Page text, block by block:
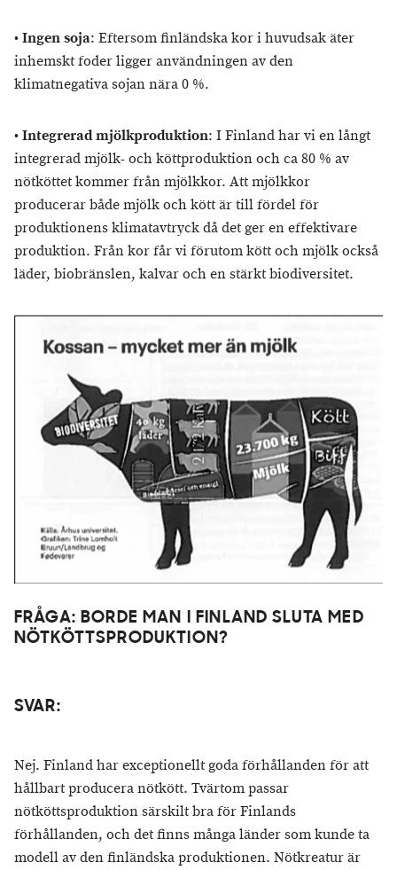
•Ingen soja: Eftersom finländska kor i huvudsak äter
inhemskt foder ligger användningen av den
klimatnegativa sojan nära 0 %.
•Integrerad mjölkproduktion: I Finland har vi en långt
integrerad mjölk- och köttproduktion och ca 80 % av
nötköttet kommer från mjölkkor. Att mjölkkor
producerar både mjölk och kött är till fördel för
produktionens klimatavtryck då det ger en effektivare
produktion. Från kor får vi förutom kött och mjölk också
läder, biobränslen, kalvar och en stärkt biodiversitet.
FRÅGA: BORDE MAN I FINLAND SLUTA MED
NÖTKÖTTSPRODUKTION?
SVAR:
Nej. Finland har exceptionellt goda förhållanden för att
hållbart producera nötkött. Tvärtom passar
nötköttsproduktion särskilt bra för Finlands
förhållanden, och det finns många länder som kunde ta
modell av den finländska produktionen. Nötkreatur är